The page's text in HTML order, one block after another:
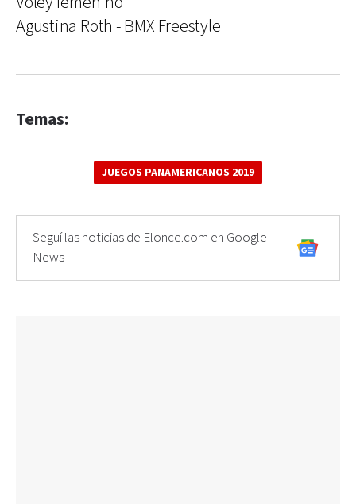
Agustina Roth - BMX Freestyle
Temas:
JUEGOS PANAMERICANOS 2019
Seguí las noticias de Elonce.com en Google
News